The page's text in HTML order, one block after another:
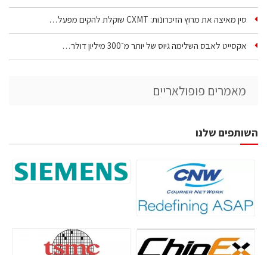
סין מאיצה את מרוץ הזיכרונות: CXMT שוקלת להקים מפעל…
אקסייט לאבס השלימה גיוס של יותר מ־300 מיליון דולר…
מאמרים פופולאריים
השותפים שלנו